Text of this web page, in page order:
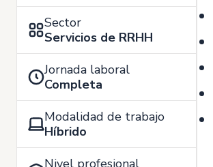
Sector
Servicios de RRHH
Jornada laboral
Completa
Modalidad de trabajo
Híbrido
Nivel profesional